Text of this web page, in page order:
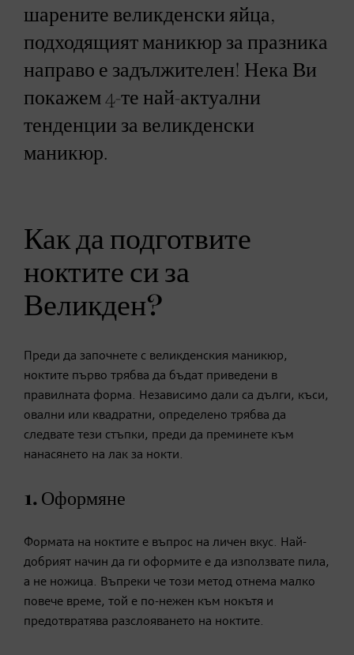
шарените великденски яйца,
подходящият маникюр за празника
направо е задължителен! Нека Ви
покажем 4-те най-актуални
тенденции за великденски
маникюр.
Как да подготвите
ноктите си за
Великден?
Преди да започнете с великденския маникюр,
ноктите първо трябва да бъдат приведени в
правилната форма. Независимо дали са дълги, къси,
овални или квадратни, определено трябва да
следвате тези стъпки, преди да преминете към
нанасянето на лак за нокти.
1. Оформяне
Формата на ноктите е въпрос на личен вкус. Най-
добрият начин да ги оформите е да използвате пила,
а не ножица. Въпреки че този метод отнема малко
повече време, той е по-нежен към нокътя и
предотвратява разслояването на ноктите.